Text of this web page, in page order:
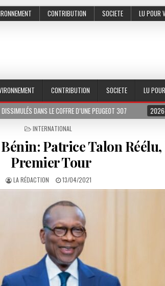
CONTRIBUTION SOCIETE LU POUR
CONTRIBUTION SOCIETE LU
COFFRE D’UNE PEUGEOT 307 2026-07-01 LE
POSTED
INTERNATIONAL
Patrice Talon Réélu,
Premier Tour
LA RÉDACTION 13/04/2021